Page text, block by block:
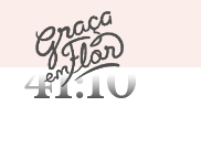
Um espaço
Tag
41:10